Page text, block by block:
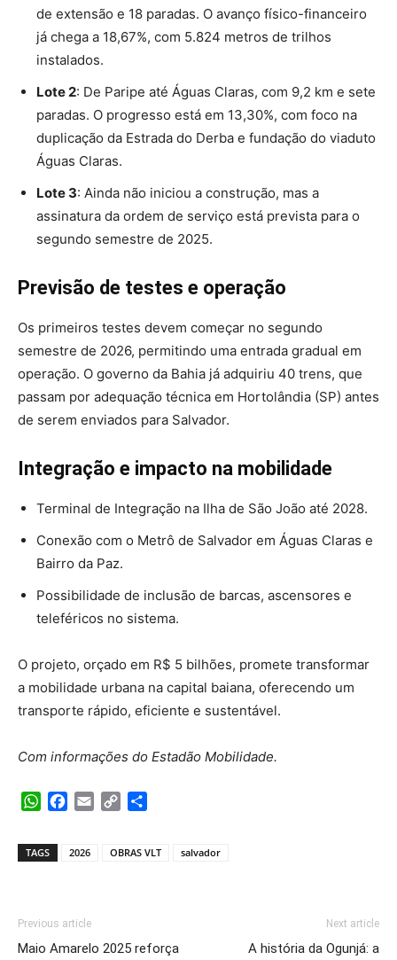
de extensão e 18 paradas. O avanço físico-financeiro
já chega a 18,67%, com 5.824 metros de trilhos
instalados.
Lote 2: De Paripe até Águas Claras, com 9,2 km e sete
paradas. O progresso está em 13,30%, com foco na
duplicação da Estrada do Derba e fundação do viaduto
Águas Claras.
Lote 3: Ainda não iniciou a construção, mas a
assinatura da ordem de serviço está prevista para o
segundo semestre de 2025.
Previsão de testes e operação
Os primeiros testes devem começar no segundo
semestre de 2026, permitindo uma entrada gradual em
operação. O governo da Bahia já adquiriu 40 trens, que
passam por adequação técnica em Hortolândia (SP) antes
de serem enviados para Salvador.
Integração e impacto na mobilidade
Terminal de Integração na Ilha de São João até 2028.
Conexão com o Metrô de Salvador em Águas Claras e
Bairro da Paz.
Possibilidade de inclusão de barcas, ascensores e
teleféricos no sistema.
O projeto, orçado em R$ 5 bilhões, promete transformar
a mobilidade urbana na capital baiana, oferecendo um
transporte rápido, eficiente e sustentável.
Com informações do Estadão Mobilidade.
WhatsApp
Facebook
Email Copy
TAGS 2026 OBRAS VLT salvador
Previous article
Maio Amarelo 2025 reforça
Next article
A história da Ogunjá: a